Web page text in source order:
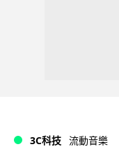
3C科技 流動音樂